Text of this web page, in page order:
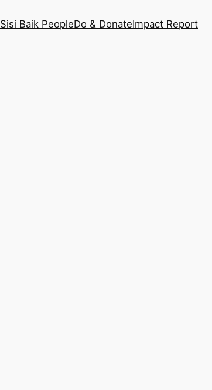
Sisi Baik PeopleDo & DonateImpact Report